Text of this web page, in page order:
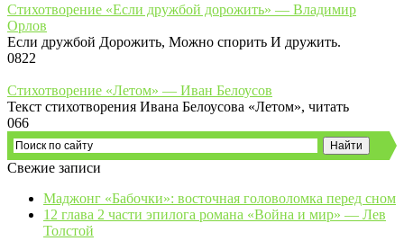
Стихотворение «Если дружбой дорожить» — Владимир
Орлов
Если дружбой Дорожить, Можно спорить И дружить.
0822
Стихотворение «Летом» — Иван Белоусов
Текст стихотворения Ивана Белоусова «Летом», читать
066
Свежие записи
Маджонг «Бабочки»: восточная головоломка перед сном
12 глава 2 части эпилога романа «Война и мир» — Лев
Толстой